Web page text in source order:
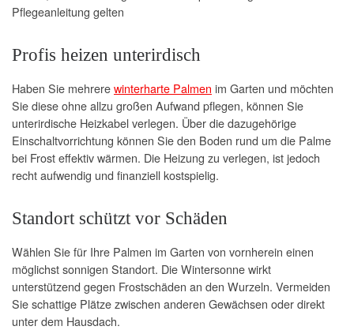
Pflegeanleitung gelten
Profis heizen unterirdisch
Haben Sie mehrerewinterharte Palmen im Garten und möchten
Sie diese ohne allzu großen Aufwand pflegen, können Sie
unterirdische Heizkabel verlegen. Über die dazugehörige
Einschaltvorrichtung können Sie den Boden rund um die Palme
bei Frost effektiv wärmen. Die Heizung zu verlegen, ist jedoch
recht aufwendig und finanziell kostspielig.
Standort schützt vor Schäden
Wählen Sie für Ihre Palmen im Garten von vornherein einen
möglichst sonnigen Standort. Die Wintersonne wirkt
unterstützend gegen Frostschäden an den Wurzeln. Vermeiden
Sie schattige Plätze zwischen anderen Gewächsen oder direkt
unter dem Hausdach.